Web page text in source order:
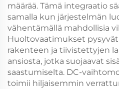
määrää. Tämä integraatio
samalla kun järjestelmän
vähentämällä mahdollisia
Huoltovaatimukset
rakenteen ja tiivistettyjen
ansiosta, jotka suojaavat
saastumiselta. DC-
toimii hiljaisemmin